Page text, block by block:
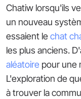
Chatiw lorsqu'ils
un nouveau
essaient le chat
les plus anciens.
aléatoire pour une
L'exploration de
à trouver la